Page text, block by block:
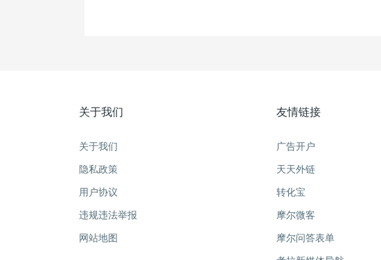
关于我们
关于我们
隐私政策
用户协议
违规违法举报
网站地图
友情链接
广告开户
天天外链
转化宝
摩尔微客
摩尔问答表单